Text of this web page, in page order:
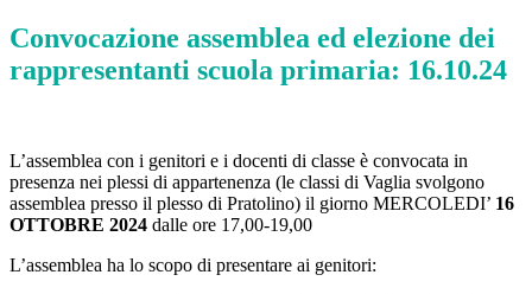
Convocazione assemblea ed elezione dei
rappresentanti scuola primaria: 16.10.24
L’assemblea con i genitori e i docenti di classe è convocata in
presenza nei plessi di appartenenza (le classi di Vaglia svolgono
assemblea presso il plesso di Pratolino) il giorno MERCOLEDI’ 16
OTTOBRE 2024 dalle ore 17,00-19,00
L’assemblea ha lo scopo di presentare ai genitori: